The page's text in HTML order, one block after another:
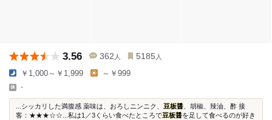
3.56 362 人 5185 人
￥1,000～￥1,999 ～￥999
-
...シッカリした満腹感 薬味は、おろしニンニク、 豆板醤 、胡椒、辣油、酢 接
客：★★★☆☆...私は1／3くらい食べたところで豆板醤を足して食べるのが好き